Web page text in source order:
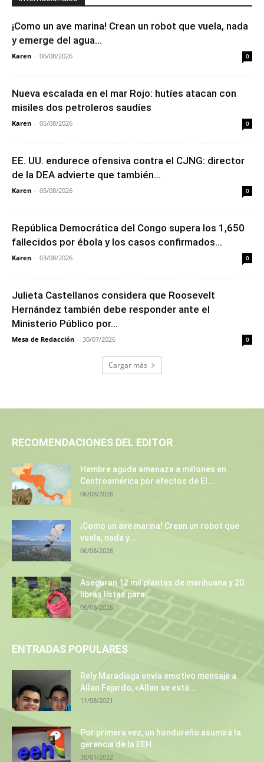
¡Como un ave marina! Crean un robot que vuela, nada
y emerge del agua...
Karen - 06/08/2026 0
Nueva escalada en el mar Rojo: hutíes atacan con
misiles dos petroleros saudíes
Karen - 05/08/2026 0
EE. UU. endurece ofensiva contra el CJNG: director
de la DEA advierte que también...
Karen - 05/08/2026 0
República Democrática del Congo supera los 1,650
fallecidos por ébola y los casos confirmados...
Karen - 03/08/2026 0
Julieta Castellanos considera que Roosevelt
Hernández también debe responder ante el
Ministerio Público por...
Mesa de Redacción - 30/07/2026 0
Cargar más
RECOMENDACIONES DEL EDITOR
Hambre aguda amenaza a millones en
Centroamérica por efectos de El...
06/08/2026
¡Como un ave marina! Crean un robot que
vuela, nada y...
06/08/2026
Aseguran 12 mil plantas de marihuana y 20
libras listas para...
06/08/2026
ENTRADAS POPULARES
Rely Maradiaga envía emotivo mensaje a
Allan Fajardo, «Allan se está...
11/08/2021
Por primera vez, un hondureño asumirá la
gerencia de la EEH
30/01/2022